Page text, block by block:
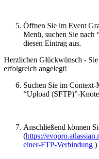
Öffnen Sie im Event
Menü, suchen Sie nach
diesen Eintrag aus.
Herzlichen Glückwünsch -
erfolgreich angelegt!
Suchen Sie im
“Upload (SFTP)”-
Anschließend können
(https://
einer-FTP-Verbindung )